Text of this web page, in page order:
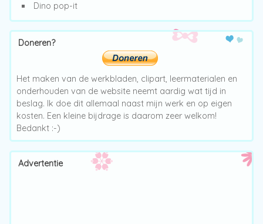
Dino pop-it
Doneren?
Het maken van de werkbladen, clipart, leermaterialen en
onderhouden van de website neemt aardig wat tijd in
beslag. Ik doe dit allemaal naast mijn werk en op eigen
kosten. Een kleine bijdrage is daarom zeer welkom!
Bedankt :-)
Advertentie